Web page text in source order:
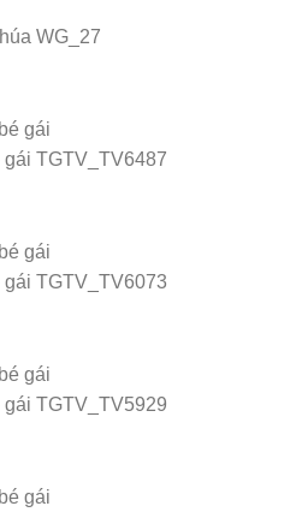
WG_27
TGTV_TV6487
TGTV_TV6073
TGTV_TV5929